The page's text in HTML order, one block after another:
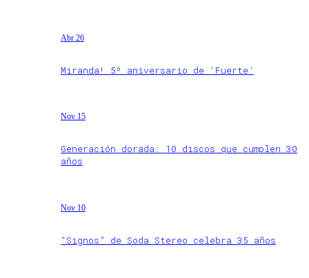
Abr 26
Miranda! 5º aniversario de ‘Fuerte’
Nov 15
Generación dorada: 10 discos que cumplen 30
años
Nov 10
“Signos” de Soda Stereo celebra 35 años